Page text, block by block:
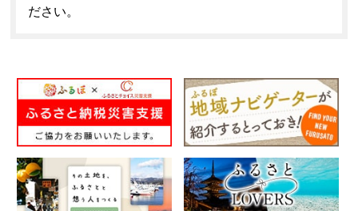
ださい。